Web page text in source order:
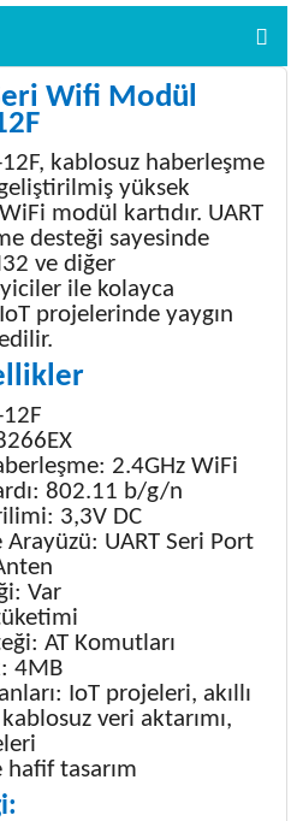
Wifi Modül
12F, kablosuz haberleşme
yüksek
modül kartıdır. UART
desteği sayesinde
ve diğer
ile kolayca
projelerinde yaygın
2.4GHz WiFi
802.11 b/g/n
3,3V DC
Arayüzü: UART Seri Port
Var
AT Komutları
4MB
IoT projeleri, akıllı
veri aktarımı,
tasarım